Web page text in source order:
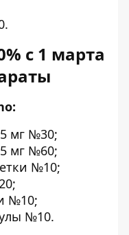
с 1 марта
мг №30;
мг №60;
№10;
№10;
№10.